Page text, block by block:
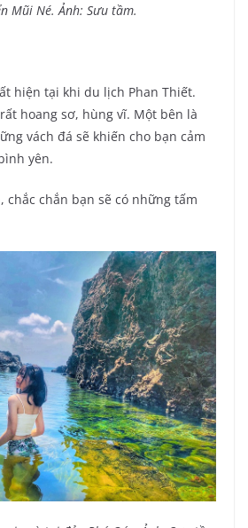
Mũi Né. Ảnh: Sưu tầm.
hiện tại khi du lịch Phan Thiết.
hoang sơ, hùng vĩ. Một bên là
vách đá sẽ khiến cho bạn cảm
yên.
chắc chắn bạn sẽ có những tấm